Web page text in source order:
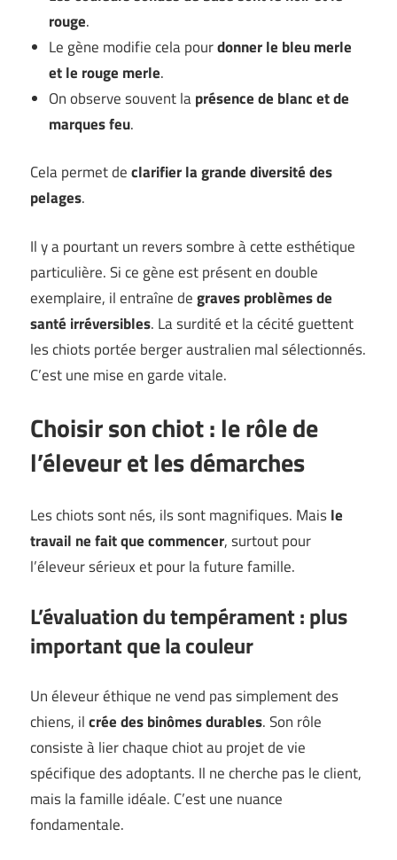
rouge.
Le gène modifie cela pourdonner le bleu merle
et le rouge merle.
On observe souvent laprésence de blanc et de
marques feu.
Cela permet declarifier la grande diversité des
pelages.
Il y a pourtant un revers sombre à cette esthétique
particulière. Si ce gène est présent en double
exemplaire, il entraîne degraves problèmes de
santé irréversibles. La surdité et la cécité guettent
les chiots portée berger australien mal sélectionnés.
C’est une mise en garde vitale.
Choisir son chiot : le rôle de
l’éleveur et les démarches
Les chiots sont nés, ils sont magnifiques. Maisle
travail ne fait que commencer, surtout pour
l’éleveur sérieux et pour la future famille.
L’évaluation du tempérament : plus
important que la couleur
Un éleveur éthique ne vend pas simplement des
chiens, ilcrée des binômes durables. Son rôle
consiste à lier chaque chiot au projet de vie
spécifique des adoptants. Il ne cherche pas le client,
mais la famille idéale. C’est une nuance
fondamentale.